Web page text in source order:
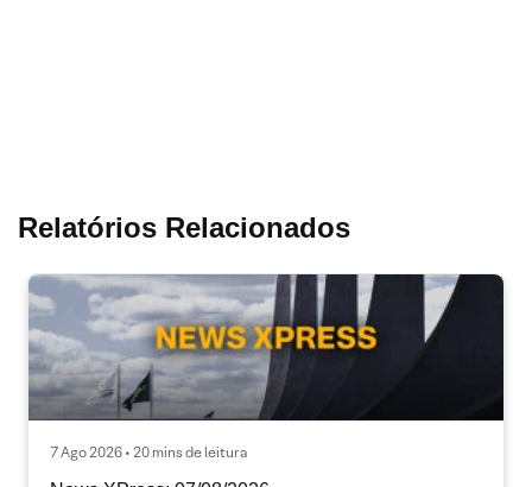
Relatórios Relacionados
7 Ago 2026 • 20 mins de leitura